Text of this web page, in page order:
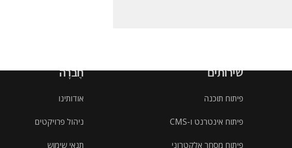
שירותים
פיתוח תוכנה
פיתוח אינטרנט ו-CMS
פיתוח מסחר אלקטרוני
חֶברָה
אודותינו
ניהול פרויקטים
תנאי שימוש